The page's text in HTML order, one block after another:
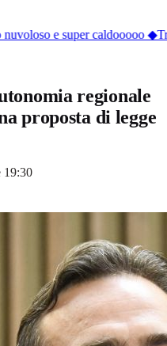
e super caldooooo◆
regionale
proposta di legge
19:30